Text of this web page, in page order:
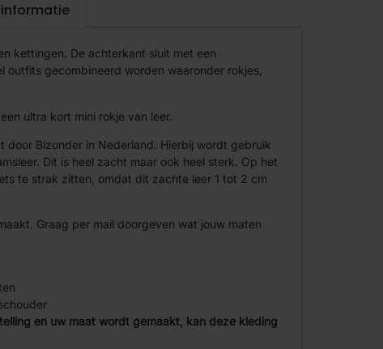
kettingen. De achterkant sluit met een
outfits gecombineerd worden waaronder rokjes,
ultra kort mini rokje van leer.
door Bizonder in Nederland. Hierbij wordt gebruik
Dit is heel zacht maar ook heel sterk. Op het
te strak zitten, omdat dit zachte leer 1 tot 2 cm
Graag per mail doorgeven wat jouw maten
en uw maat wordt gemaakt, kan deze kleding